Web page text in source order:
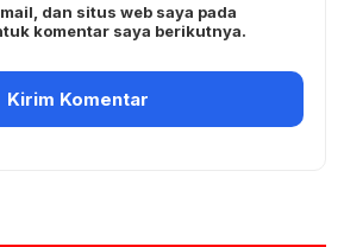
dan situs web saya pada
komentar saya berikutnya.